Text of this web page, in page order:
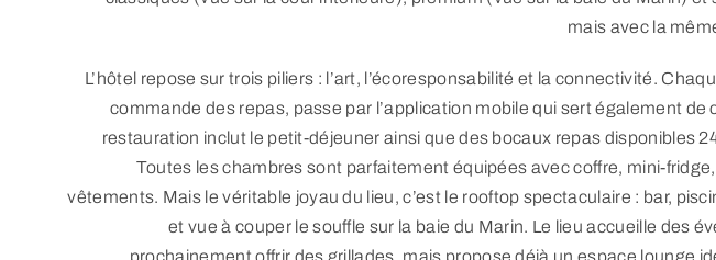
mais avec la
L’hôtel repose sur trois piliers : l’art, l’écoresponsabilité et la connectivité.
commande des repas, passe par l’application mobile qui sert également de
restauration inclut le petit-déjeuner ainsi que des bocaux repas disponibles
Toutes les chambres sont parfaitement équipées avec coffre, mini-
vêtements. Mais le véritable joyau du lieu, c’est le rooftop spectaculaire : bar,
et vue à couper le souffle sur la baie du Marin. Le lieu accueille des